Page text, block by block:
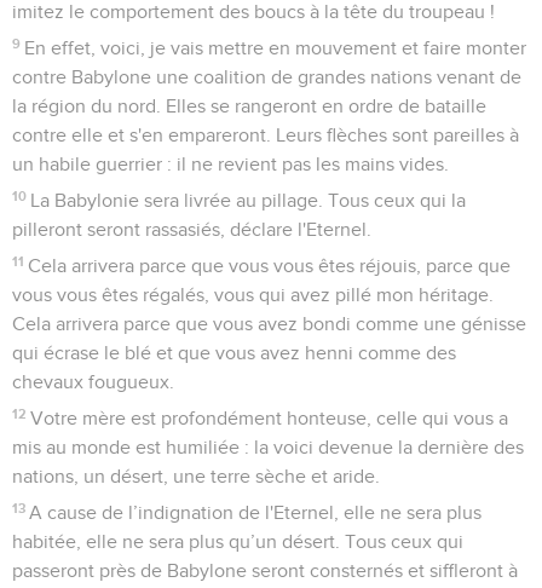
imitez le comportement des boucs à la tête du troupeau !
9 En effet, voici, je vais mettre en mouvement et faire monter
contre Babylone une coalition de grandes nations venant de
la région du nord. Elles se rangeront en ordre de bataille
contre elle et s'en empareront. Leurs flèches sont pareilles à
un habile guerrier : il ne revient pas les mains vides.
10 La Babylonie sera livrée au pillage. Tous ceux qui la
pilleront seront rassasiés, déclare l'Eternel.
11 Cela arrivera parce que vous vous êtes réjouis, parce que
vous vous êtes régalés, vous qui avez pillé mon héritage.
Cela arrivera parce que vous avez bondi comme une génisse
qui écrase le blé et que vous avez henni comme des
chevaux fougueux.
12 Votre mère est profondément honteuse, celle qui vous a
mis au monde est humiliée : la voici devenue la dernière des
nations, un désert, une terre sèche et aride.
13 A cause de l’indignation de l'Eternel, elle ne sera plus
habitée, elle ne sera plus qu’un désert. Tous ceux qui
passeront près de Babylone seront consternés et siffleront à